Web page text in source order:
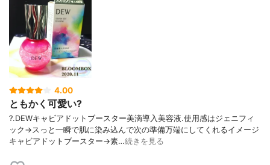
4.00
ともかく可愛い?
?.DEWキャビアドットブースター美滴導入美容液.使用感はジェニフィ
ック→スっと一瞬で肌に染み込んで次の準備万端にしてくれるイメージ
キャビアドットブースター→素…続きを見る